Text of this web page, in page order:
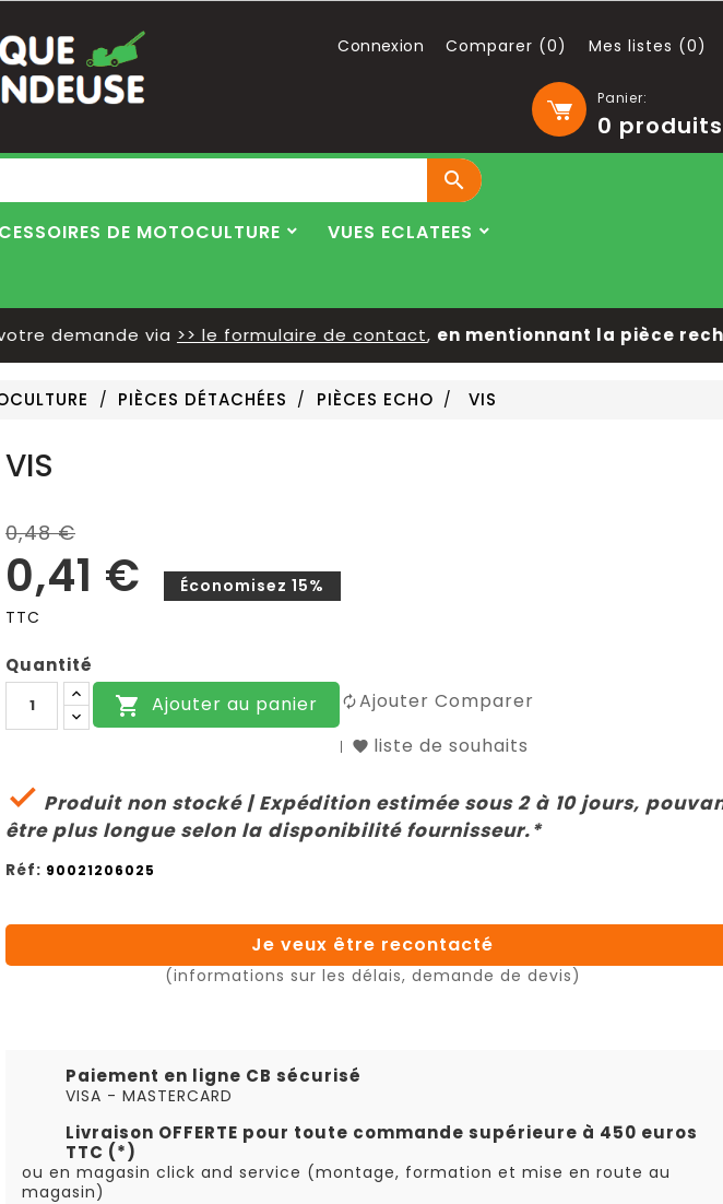
Panier:
0 produits
Connexion Comparer (0) Mes listes (0)
Blog

DE MOTOCULTURE
VUES ECLATEES
demande via>> le formulaire de contact,en mentionnant la pièce
PIÈCES DÉTACHÉES PIÈCES ECHO VIS
VIS
0,48 €
0,41 €
Économisez 15%
TTC
Quantité
 Ajouter au panier
Ajouter Comparer
liste de souhaits
 Produit non stocké | Expédition estimée sous 2 à 10 jours,
être plus longue selon la disponibilité fournisseur.*
Réf: 90021206025
Je veux être recontacté
(informations sur les délais, demande de devis)
Paiement en ligne CB sécurisé
VISA - MASTERCARD
Livraison OFFERTE pour toute commande supérieure à 450 euros
TTC (*)
ou en magasin click and service (montage, formation et mise en route au
magasin)